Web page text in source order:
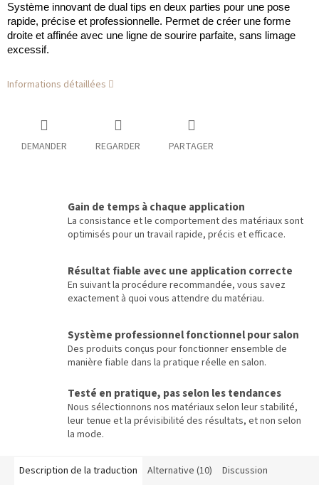
Système innovant de dual tips en deux parties pour une pose
rapide, précise et professionnelle. Permet de créer une forme
droite et affinée avec une ligne de sourire parfaite, sans limage
excessif.
Informations détaillées
DEMANDER REGARDER PARTAGER
Gain de temps à chaque application
La consistance et le comportement des matériaux sont
optimisés pour un travail rapide, précis et efficace.
Résultat fiable avec une application correcte
En suivant la procédure recommandée, vous savez
exactement à quoi vous attendre du matériau.
Système professionnel fonctionnel pour salon
Des produits conçus pour fonctionner ensemble de
manière fiable dans la pratique réelle en salon.
Testé en pratique, pas selon les tendances
Nous sélectionnons nos matériaux selon leur stabilité,
leur tenue et la prévisibilité des résultats, et non selon
la mode.
Description de la traduction Alternative (10) Discussion